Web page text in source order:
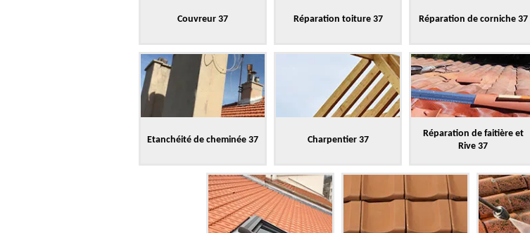
Couvreur 37 Réparation toiture 37 Réparation de corniche 37
Etanchéité de cheminée 37 Charpentier 37
Réparation de faitière et
Rive 37